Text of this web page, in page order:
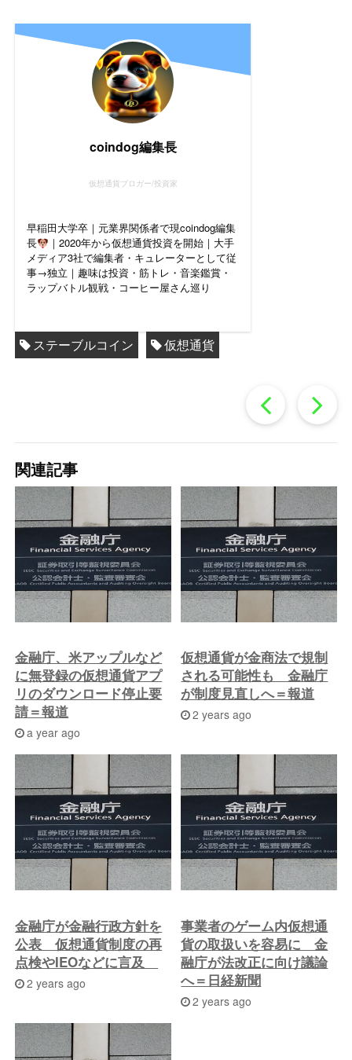
coindog編集長
仮想通貨ブロガー/投資家
早稲田大学卒｜元業界関係者で現coindog編集
長
｜2020年から仮想通貨投資を開始｜大手
メディア3社で編集者・キュレーターとして従
事→独立｜趣味は投資・筋トレ・音楽鑑賞・
ラップバトル観戦・コーヒー屋さん巡り
ステーブルコイン 仮想通貨
過
去
の
投
稿
へ
関連記事
金融庁、米アップルなど
に無登録の仮想通貨アプ
リのダウンロード停止要
請＝報道
a year ago
仮想通貨が金商法で規制
される可能性も 金融庁
が制度見直しへ＝報道
2 years ago
金融庁が金融行政方針を
公表 仮想通貨制度の再
点検やIEOなどに言及
2 years ago
事業者のゲーム内仮想通
貨の取扱いを容易に 金
融庁が法改正に向け議論
へ＝日経新聞
2 years ago